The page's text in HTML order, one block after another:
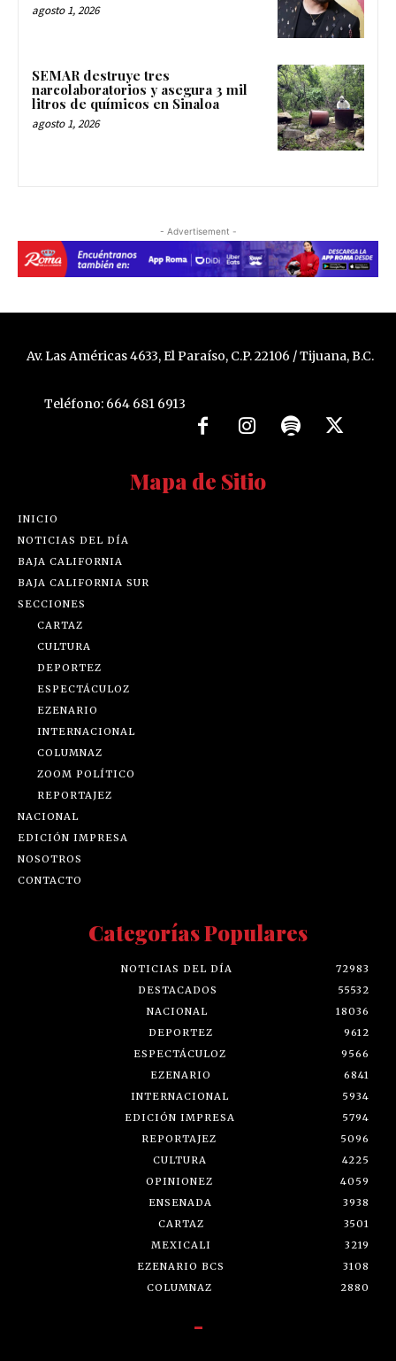
agosto 1, 2026
SEMAR destruye tres
narcolaboratorios y asegura 3 mil
litros de químicos en Sinaloa
agosto 1, 2026
- Advertisement -
Av. Las Américas 4633, El Paraíso, C.P. 22106 / Tijuana, B.C.
Teléfono: 664 681 6913
Mapa de Sitio
INICIO
NOTICIAS DEL DÍA
BAJA CALIFORNIA
BAJA CALIFORNIA SUR
SECCIONES
CARTAZ
CULTURA
DEPORTEZ
ESPECTÁCULOZ
EZENARIO
INTERNACIONAL
COLUMNAZ
ZOOM POLÍTICO
REPORTAJEZ
NACIONAL
EDICIÓN IMPRESA
NOSOTROS
CONTACTO
Categorías Populares
NOTICIAS DEL DÍA
72983
DESTACADOS
55532
NACIONAL
18036
DEPORTEZ
9612
ESPECTÁCULOZ
9566
EZENARIO
6841
INTERNACIONAL
5934
EDICIÓN IMPRESA
5794
REPORTAJEZ
5096
CULTURA
4225
OPINIONEZ
4059
ENSENADA
3938
CARTAZ
3501
MEXICALI
3219
EZENARIO BCS
3108
COLUMNAZ
2880
-